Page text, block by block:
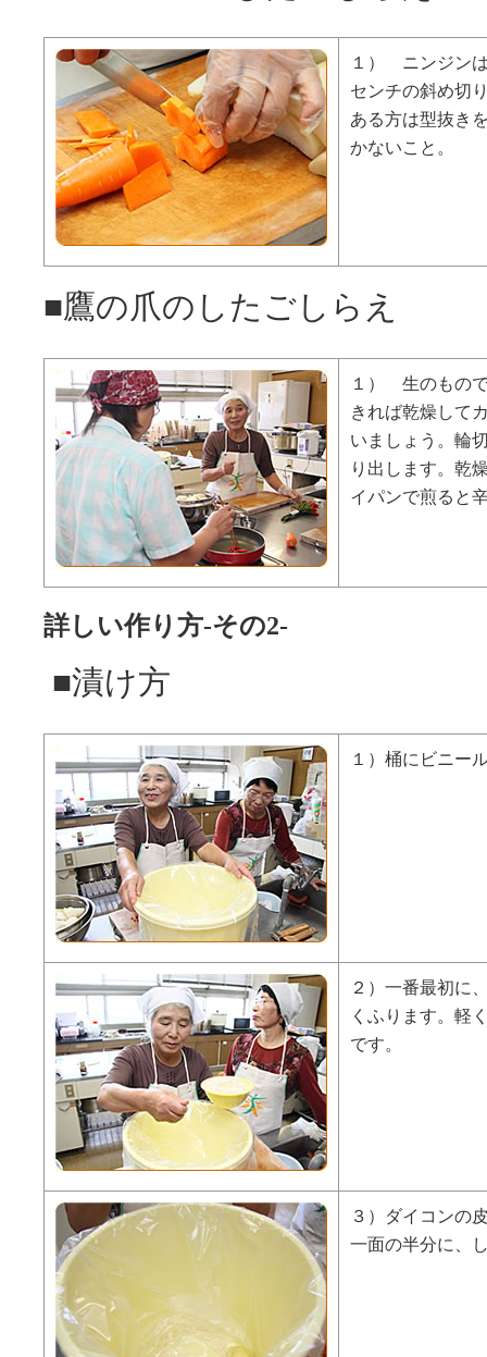
１） ニンジン
センチの斜め切
ある方は型抜き
かないこと。
■鷹の爪のしたごしらえ
１） 生のもの
きれば乾燥して
いましょう。輪
り出します。乾
イパンで煎ると
詳しい作り方-その2-
■漬け方
１）桶にビニー
２）一番最初に
くふります。軽
です。
３）ダイコンの
一面の半分に、